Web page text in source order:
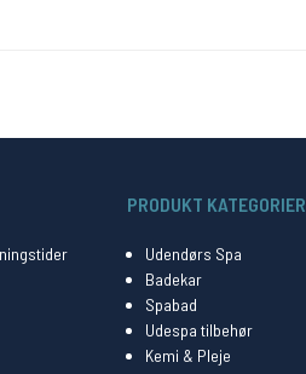
PRODUKT KATEGORIER
Udendørs Spa
Badekar
Spabad
Udespa tilbehør
Kemi & Pleje